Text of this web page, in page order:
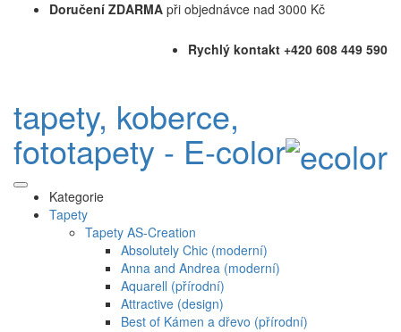
Doručení ZDARMA při objednávce nad 3000 Kč
Rychlý kontakt +420 608 449 590
tapety, koberce,
fototapety - E-color
Kategorie
Tapety
Tapety AS-Creation
Absolutely Chic (moderní)
Anna and Andrea (moderní)
Aquarell (přírodní)
Attractive (design)
Best of Kámen a dřevo (přírodní)